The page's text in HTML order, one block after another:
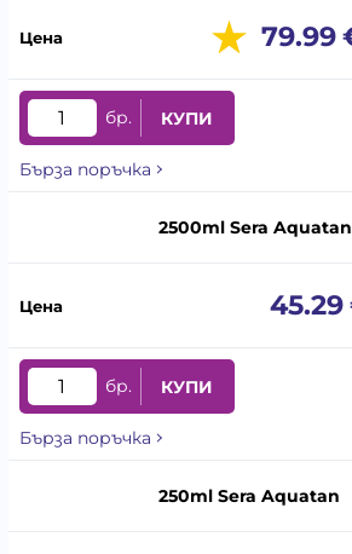
79.99
бр. КУПИ
Бърза поръчка
2500ml Sera Aquatan
45.29
бр. КУПИ
Бърза поръчка
250ml Sera Aquatan